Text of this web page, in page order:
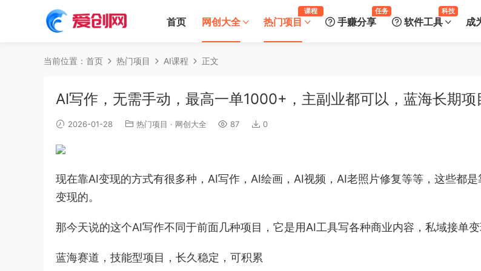
首页 网创大全 热门项目
课程
手赚分享
任务
软件工具
科技
成
当前位置： 首页 热门项目 AI课程 正文
AI写作，无需手动，最高一单1000+，主副业都可以，蓝海长期项
2026-01-28 热门项目 · 网创大全 87 0
现在靠AI变现的方式有很多种，AI写作，AI绘画，AI视频，AI老照片修复等等，这些都
变现的。
那今天说的这个AI写作不同于前面几种项目，它是用AI工具写各种商业内容，私域接单变
蓝海赛道，技能型项目，长久稳定，可积累